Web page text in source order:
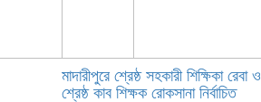
মাদারীপুরে শ্রেষ্ঠ সহকারী শিক্ষিকা রেবা ও
শ্রেষ্ঠ কাব শিক্ষক রোকসানা নির্বাচিত